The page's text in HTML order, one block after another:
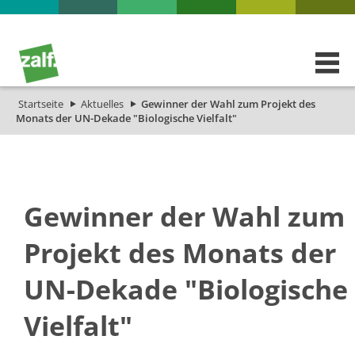
Startseite Aktuelles
Gewinner der Wahl zum Projekt des
Monats der UN-Dekade "Biologische Vielfalt"
Gewinner der Wahl zum
Projekt des Monats der
UN-Dekade "Biologische
Vielfalt"